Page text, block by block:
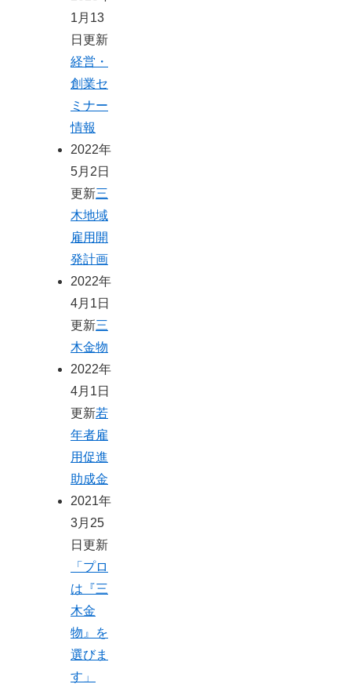
1月13
日更新
経営・
創業セ
ミナー
情報
2022年
5月2日
更新三
木地域
雇用開
発計画
2022年
4月1日
更新三
木金物
2022年
4月1日
更新若
年者雇
用促進
助成金
2021年
3月25
日更新
「プロ
は『三
木金
物』を
選びま
す」